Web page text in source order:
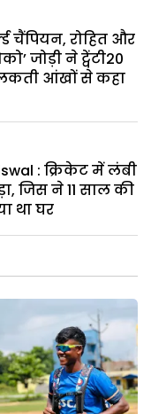
चैंपियन, रोहित और
जोड़ी ने ट्वेंटी20
आंखों से कहा
: क्रिकेट में लंबी
जिस ने 11 साल की
था घर